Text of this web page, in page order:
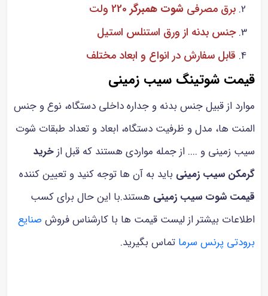
برق مصرفی شوت همبرگر 220 ولت
جنس بدنه از ورق استنلس استیل
قابل سفارش در انواع و ابعاد مختلف
قیمت شوتینگ سیب زمینی
موارد از قبیل جنس بدنه و جداره داخلی دستگاه، نوع و جنس
المنت ها، مدل و ظرفیت دستگاه، ابعاد و تعداد طبقات شوت
سیب زمینی و .... از جمله مواردی هستند که قبل ازخرید
گرمکن سیب زمینی باید به آن ها توجه کنید و تعیین کننده
قیمت شوت سیب زمینی هستند.با این حال برای کسب
اطلاعات بیشتر از لیست قیمت ها با کارشناس فروش صنایع
برودتی پرنس سرما تماس بگیرید.